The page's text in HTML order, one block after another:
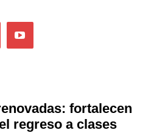
fortalecen
regreso a clases